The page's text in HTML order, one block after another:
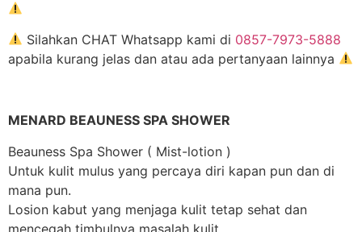
Silahkan CHAT Whatsapp kami di 0857-7973-5888
apabila kurang jelas dan atau ada pertanyaan lainnya
MENARD BEAUNESS SPA SHOWER
Beauness Spa Shower ( Mist-lotion )
Untuk kulit mulus yang percaya diri kapan pun dan di
mana pun.
Losion kabut yang menjaga kulit tetap sehat dan
mencegah timbulnya masalah kulit.